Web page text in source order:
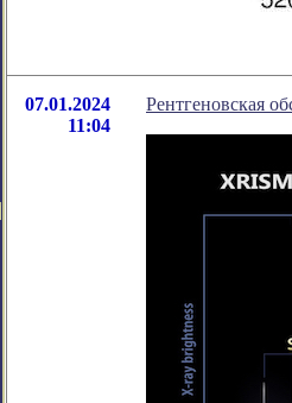
07.01.2024
11:04
Рентгеновская